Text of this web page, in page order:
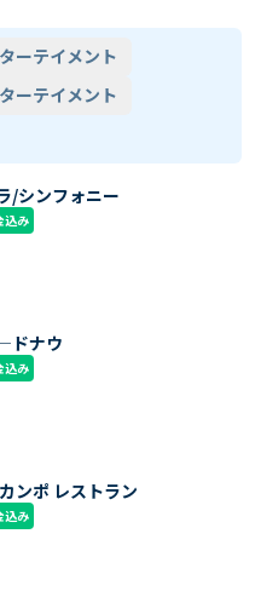
ーテイメント
ーテイメント
/シンフォニー
込み
ドナウ
込み
ンポ レストラン
込み